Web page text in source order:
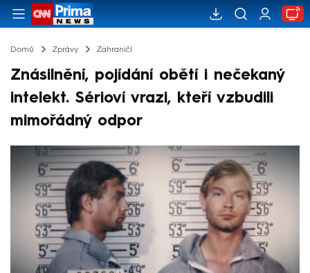
Domů Zprávy Zahraničí
Znásilnění, pojídání obětí i nečekaný
intelekt. Sérioví vrazi, kteří vzbudili
mimořádný odpor